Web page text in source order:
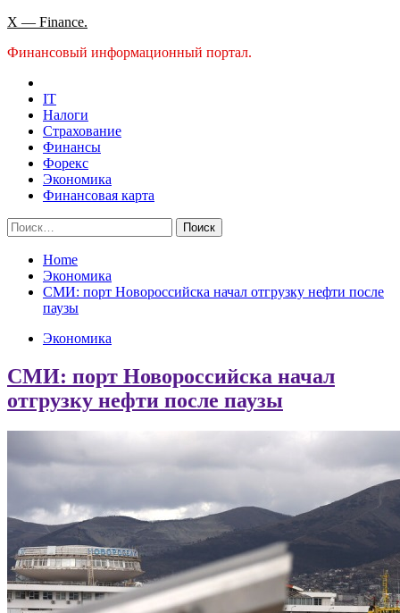
Skip
content
X — Finance.
Финансовый информационный портал.
IT
Налоги
Страхование
Финансы
Форекс
Экономика
Финансовая карта
Найти:
Home
Экономика
СМИ: порт Новороссийска начал отгрузку нефти после
паузы
Экономика
СМИ: порт Новороссийска начал
отгрузку нефти после паузы